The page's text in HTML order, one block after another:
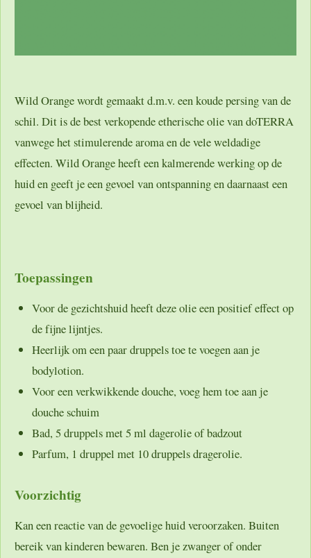
Wild Orange wordt gemaakt d.m.v. een koude persing van de
schil. Dit is de best verkopende etherische olie van doTERRA
vanwege het stimulerende aroma en de vele weldadige
effecten. Wild Orange heeft een kalmerende werking op de
huid en geeft je een gevoel van ontspanning en daarnaast een
gevoel van blijheid.
Toepassingen
Voor de gezichtshuid heeft deze olie een positief effect op
de fijne lijntjes.
Heerlijk om een paar druppels toe te voegen aan je
bodylotion.
Voor een verkwikkende douche, voeg hem toe aan je
douche schuim
Bad, 5 druppels met 5 ml dagerolie of badzout
Parfum, 1 druppel met 10 druppels dragerolie.
Voorzichtig
Kan een reactie van de gevoelige huid veroorzaken. Buiten
bereik van kinderen bewaren. Ben je zwanger of onder